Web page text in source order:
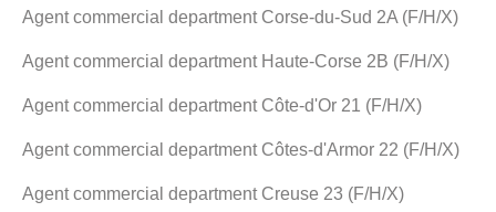
Agent commercial department Corse-du-Sud 2A (F/H/X)
Agent commercial department Haute-Corse 2B (F/H/X)
Agent commercial department Côte-d'Or 21 (F/H/X)
Agent commercial department Côtes-d'Armor 22 (F/H/X)
Agent commercial department Creuse 23 (F/H/X)